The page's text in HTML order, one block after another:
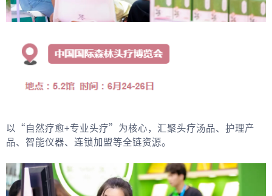
以“自然疗愈+专业头疗”为核心，汇聚头疗汤品、护理产
品、智能仪器、连锁加盟等全链资源。